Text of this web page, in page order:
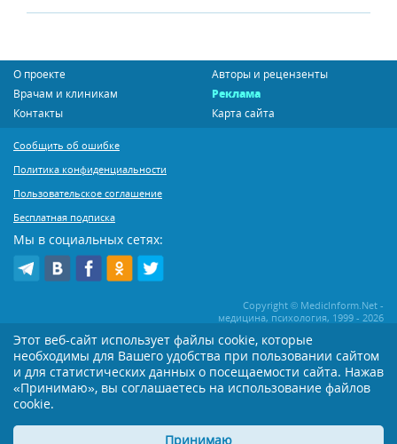
О проекте
Авторы и рецензенты
Врачам и клиникам
Реклама
Контакты
Карта сайта
Сообщить об ошибке
Политика конфиденциальности
Пользовательское соглашение
Бесплатная подписка
Мы в социальных сетях:
Copyright © MedicInform.Net -
медицина, психология, 1999 - 2026
Копирование или иное распространение статей нашего сайта строго
воспрещается. Копирование раздела "Новости" допускается при наличии
активной открытой для поисковиков ссылки на MedicInform.Net
Материалы на сайте представлены в справочных целях. Редакция не всегда
применением тех или иных рекомендаций настоятельно рекомендуется
посоветоваться с Вашим лечащим врачом!
Этот веб-сайт использует файлы cookie, которые
необходимы для Вашего удобства при пользовании сайтом
и для статистических данных о посещаемости сайта. Нажав
«Принимаю», вы соглашаетесь на использование файлов
cookie.
Принимаю